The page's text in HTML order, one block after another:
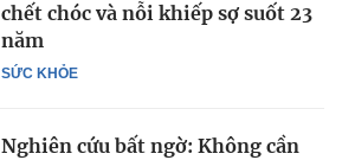
SỨC KHỎE
chết chóc và nỗi khiếp sợ suốt 23
năm
Nghiên cứu bất ngờ: Không cần